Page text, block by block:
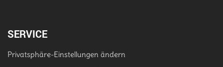
SERVICE
Privatsphäre-Einstellungen ändern